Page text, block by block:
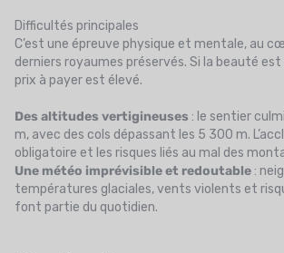
Difficultés principales
C’est une épreuve physique et mentale, au
derniers royaumes préservés. Si la beauté
prix à payer est élevé.
Des altitudes vertigineuses : le sentier
m, avec des cols dépassant les 5 300 m.
obligatoire et les risques liés au mal des
Une météo imprévisible et redoutable :
températures glaciales, vents violents et
font partie du quotidien.